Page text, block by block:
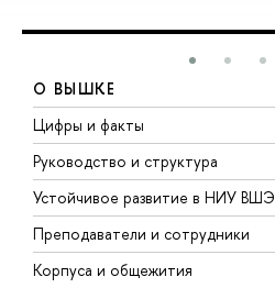
О ВЫШКЕ
Цифры и факты
Руководство и структура
Устойчивое развитие в НИУ ВШЭ
Преподаватели и сотрудники
Корпуса и общежития